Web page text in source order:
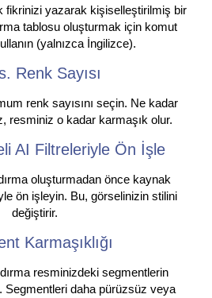
fikrinizi yazarak kişiselleştirilmiş bir
tablosu oluşturmak için komut
(yalnızca İngilizce).
Renk Sayısı
renk sayısını seçin. Ne kadar
resminiz o kadar karmaşık olur.
AI Filtreleriyle Ön İşle
oluşturmadan önce kaynak
ön işleyin. Bu, görselinizin stilini
değiştirir.
Karmaşıklığı
resminizdeki segmentlerin
Segmentleri daha pürüzsüz veya